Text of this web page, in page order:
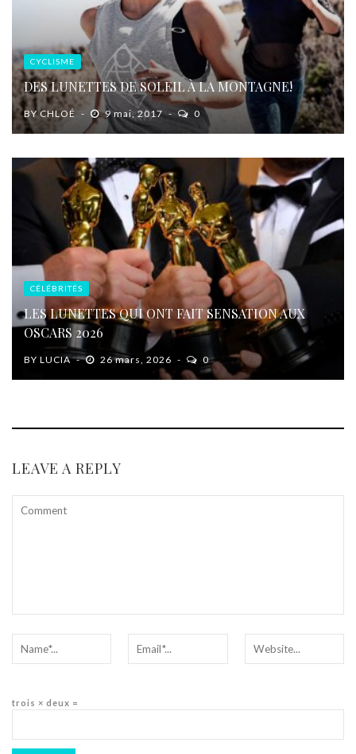
CYCLISME
DES LUNETTES DE SOLEIL À LA MONTAGNE!
BYCHLOÉ 9 mai, 2017 0
CÉLÉBRITÉS
LES LUNETTES QUI ONT FAIT SENSATION AUX
OSCARS 2026
BY LUCIA 26 mars, 2026 0
LEAVE A REPLY
trois × deux =